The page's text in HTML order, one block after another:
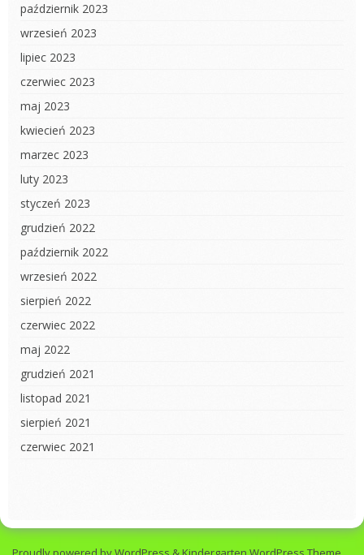
październik 2023
wrzesień 2023
lipiec 2023
czerwiec 2023
maj 2023
kwiecień 2023
marzec 2023
luty 2023
styczeń 2023
grudzień 2022
październik 2022
wrzesień 2022
sierpień 2022
czerwiec 2022
maj 2022
grudzień 2021
listopad 2021
sierpień 2021
czerwiec 2021